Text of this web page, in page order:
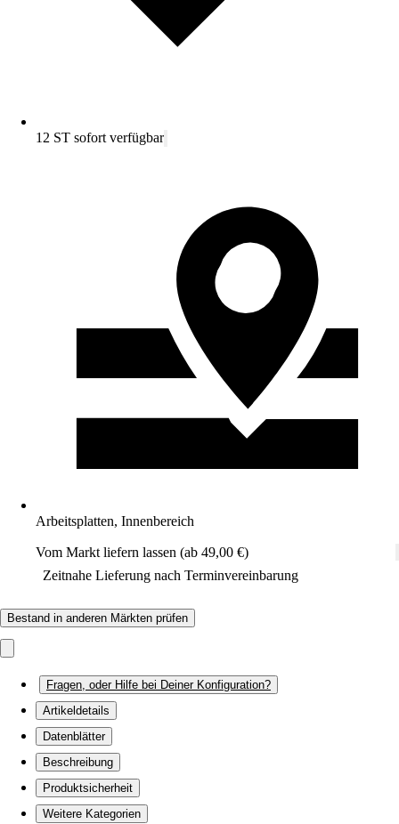
12 ST sofort verfügbar
Arbeitsplatten, Innenbereich
Vom Markt liefern lassen (ab 49,00 €)
Zeitnahe Lieferung nach Terminvereinbarung
Bestand in anderen Märkten prüfen
Fragen, oder Hilfe bei Deiner Konfiguration?
Artikeldetails
Datenblätter
Beschreibung
Produktsicherheit
Weitere Kategorien